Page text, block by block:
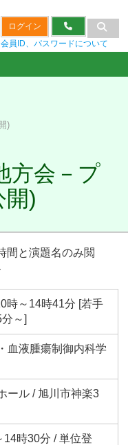
ログイン
会員ID、パスワードについて
)
方会－プ
開)
間と演題名のみ閲
時～14時41分 [若手
～]
血液腫瘍制御内科学
ール / 旭川市神楽3
時30分 / 単位登